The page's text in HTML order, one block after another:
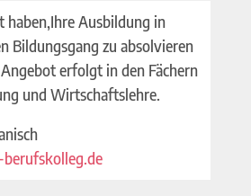
haben,Ihre Ausbildung in
Bildungsgang zu absolvieren
erfolgt in den Fächern
und Wirtschaftslehre.